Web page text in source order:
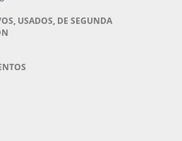
USADOS, DE SEGUNDA